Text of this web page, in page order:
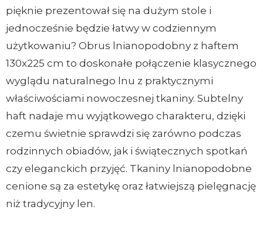
pięknie prezentował się na dużym stole i
jednocześnie będzie łatwy w codziennym
użytkowaniu? Obrus lnianopodobny z haftem
130x225 cm to doskonałe połączenie klasycznego
wyglądu naturalnego lnu z praktycznymi
właściwościami nowoczesnej tkaniny. Subtelny
haft nadaje mu wyjątkowego charakteru, dzięki
czemu świetnie sprawdzi się zarówno podczas
rodzinnych obiadów, jak i świątecznych spotkań
czy eleganckich przyjęć. Tkaniny lnianopodobne
cenione są za estetykę oraz łatwiejszą pielęgnację
niż tradycyjny len.